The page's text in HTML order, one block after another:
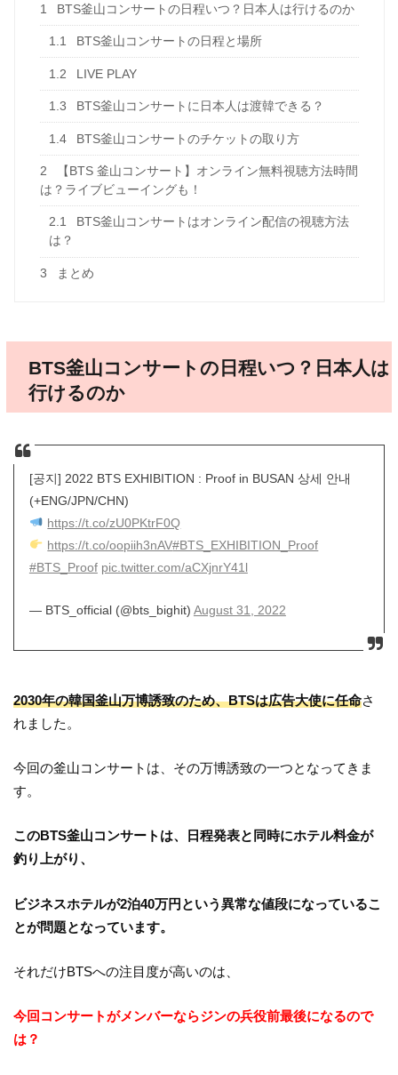
1 BTS釜山コンサートの日程いつ？日本人は行けるのか
1.1 BTS釜山コンサートの日程と場所
1.2 LIVE PLAY
1.3 BTS釜山コンサートに日本人は渡韓できる？
1.4 BTS釜山コンサートのチケットの取り方
2
【BTS 釜山コンサート】オンライン無料視聴方法時間
は？ライブビューイングも！
2.1
BTS釜山コンサートはオンライン配信の視聴方法
は？
3 まとめ
BTS釜山コンサートの日程いつ？日本人は
行けるのか
[공지] 2022 BTS EXHIBITION : Proof in BUSAN 상세 안내
(+ENG/JPN/CHN)
https://t.co/zU0PKtrF0Q
https://t.co/oopiih3nAV#BTS_EXHIBITION_Proof
#BTS_Proof pic.twitter.com/aCXjnrY41l
— BTS_official (@bts_bighit) August 31, 2022
2030年の韓国釜山万博誘致のため、BTSは広告大使に任命さ
れました。
今回の釜山コンサートは、その万博誘致の一つとなってきま
す。
このBTS釜山コンサートは、日程発表と同時にホテル料金が
釣り上がり、
ビジネスホテルが2泊40万円という異常な値段になっているこ
とが問題となっています。
それだけBTSへの注目度が高いのは、
今回コンサートがメンバーならジンの兵役前最後になるので
は？